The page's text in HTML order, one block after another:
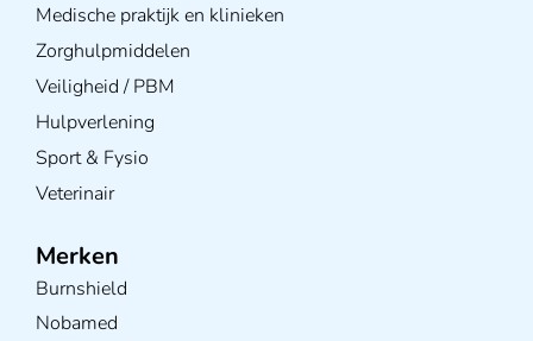
Medische praktijk en klinieken
Zorghulpmiddelen
Veiligheid / PBM
Hulpverlening
Sport & Fysio
Veterinair
Merken
Burnshield
Nobamed